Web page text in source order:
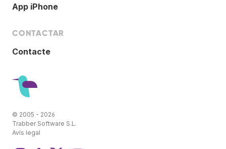
App iPhone
CONTACTAR
Contacte
© 2005 - 2026
Trabber Software S.L.
Avís legal